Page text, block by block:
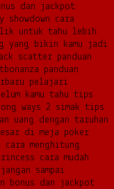
dan jackpot
showdown cara
untuk tahu lebih
yang bikin kamu jadi
scatter panduan
bonanza panduan
pelajari
kamu tahu tips
ways 2 simak tips
uang dengan taruhan
di meja poker
menghitung
cara mudah
sampai
bonus dan jackpot